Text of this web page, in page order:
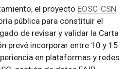
el proyecto EOSC-CSN
pública para constituir el
de revisar y validar la Carta
prevé incorporar entre 10 y 15
en plataformas y redes